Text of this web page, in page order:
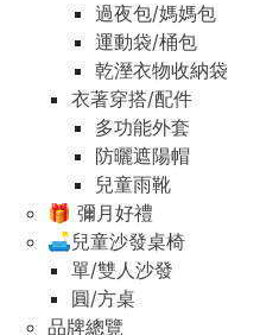
過夜包/媽媽包
運動袋/桶包
乾溼衣物收納袋
衣著穿搭/配件
多功能外套
防曬遮陽帽
兒童雨靴
🎁 彌月好禮
🛋️兒童沙發桌椅
單/雙人沙發
圓/方桌
品牌總覽